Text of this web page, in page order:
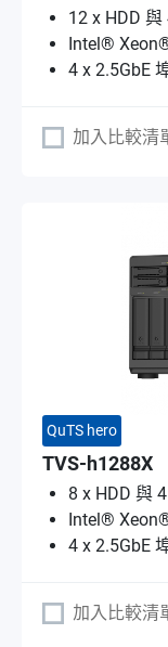
12 x HDD
Intel®
4 x 2.5GbE
加入比較清
QuTS hero
TVS-h1288X
8 x HDD 與
Intel®
4 x 2.5GbE
加入比較清